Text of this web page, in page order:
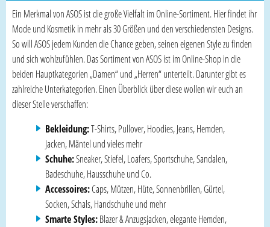
Ein Merkmal von ASOS ist die große Vielfalt im Online-Sortiment. Hier findet ihr
Mode und Kosmetik in mehr als 30 Größen und den verschiedensten Designs.
So will ASOS jedem Kunden die Chance geben, seinen eigenen Style zu finden
und sich wohlzufühlen. Das Sortiment von ASOS ist im Online-Shop in die
beiden Hauptkategorien „Damen“ und „Herren“ unterteilt. Darunter gibt es
zahlreiche Unterkategorien. Einen Überblick über diese wollen wir euch an
dieser Stelle verschaffen:
Bekleidung:T-Shirts, Pullover, Hoodies, Jeans, Hemden,
Jacken, Mäntel und vieles mehr
Schuhe:Sneaker, Stiefel, Loafers, Sportschuhe, Sandalen,
Badeschuhe, Hausschuhe und Co.
Accessoires:Caps, Mützen, Hüte, Sonnenbrillen, Gürtel,
Socken, Schals, Handschuhe und mehr
Smarte Styles:Blazer & Anzugsjacken, elegante Hemden,